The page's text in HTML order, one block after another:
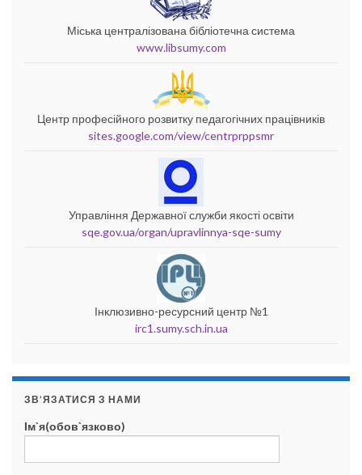
Міська централізована бібліотечна система
www.libsumy.com
Центр професійного розвитку педагогічних працівників
sites.google.com/view/centrprppsmr
Управління Державної служби якості освіти
sqe.gov.ua/organ/upravlinnya-sqe-sumy
Інклюзивно-ресурсний центр №1
irc1.sumy.sch.in.ua
ЗВ’ЯЗАТИСЯ З НАМИ
Ім`я(обов`язково)